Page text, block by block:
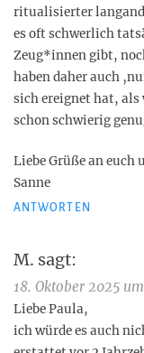
ritualisierter
es oft schwerlich
Zeug*innen gibt,
haben daher auch
sich ereignet hat, als
schon schwierig
Liebe Grüße an euch
Sanne
ANTWORTEN
M. sagt:
18. Oktober 2025
Liebe Paula,
ich würde es auch